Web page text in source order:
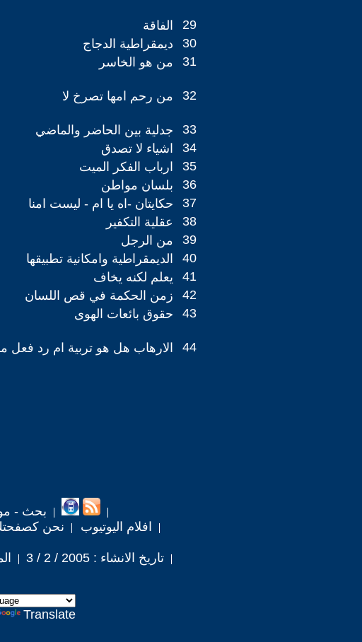
الفاقة
29
ديمقراطية الدجاج
30
من هو الخاسر 31
من رحم امها تصرخ لا 32
جدلية بين الحاضر والماضي
33
اشياء لا تصدق
34
ارباب الفكر الميت
35
بلسان مواطن
36
حكايتان -اه يا ام - ليست امنا
37
عقلية التكفير
38
من الرجل
39
الديمقراطية وامكانية تطبيقها
40
يعلم لكنه يخاف
41
زمن الحكمة في قص اللسان
42
حقوق بائعات الهوى 43
الارهاب هل هو تربية ام رد فعل 44
بحث -
افلام اليوتيوب
نحن
تاريخ الانشاء : 2005 / 2 / 3
Translate